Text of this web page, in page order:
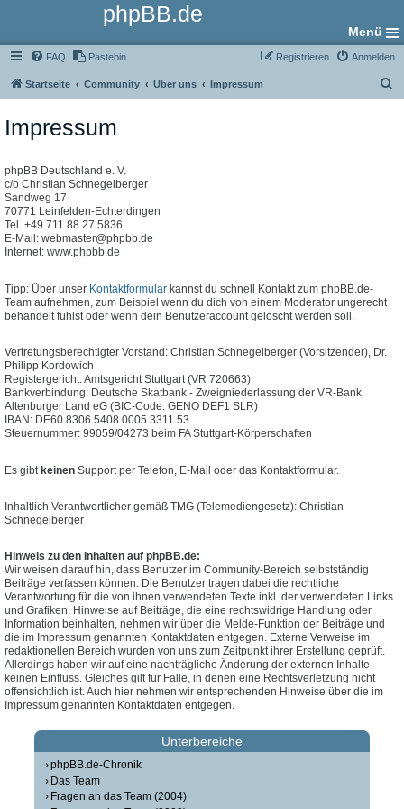
phpBB.de
Menü
FAQ Pastebin Anmelden
Registrieren
Startseite Community Über uns Impressum
Impressum
phpBB Deutschland e. V.
c/o Christian Schnegelberger
Sandweg 17
70771 Leinfelden-Echterdingen
Tel. +49 711 88 27 5836
E-Mail: webmaster@phpbb.de
Internet: www.phpbb.de
Tipp: Über unser Kontaktformular kannst du schnell Kontakt zum phpBB.de-
Team aufnehmen, zum Beispiel wenn du dich von einem Moderator ungerecht
behandelt fühlst oder wenn dein Benutzeraccount gelöscht werden soll.
Vertretungsberechtigter Vorstand: Christian Schnegelberger (Vorsitzender), Dr.
Philipp Kordowich
Registergericht: Amtsgericht Stuttgart (VR 720663)
Bankverbindung: Deutsche Skatbank - Zweigniederlassung der VR-Bank
Altenburger Land eG (BIC-Code: GENO DEF1 SLR)
IBAN: DE60 8306 5408 0005 3311 53
Steuernummer: 99059/04273 beim FA Stuttgart-Körperschaften
Es gibt keinen Support per Telefon, E-Mail oder das Kontaktformular.
Inhaltlich Verantwortlicher gemäß TMG (Telemediengesetz): Christian
Schnegelberger
Hinweis zu den Inhalten auf phpBB.de:
Wir weisen darauf hin, dass Benutzer im Community-Bereich selbstständig
Beiträge verfassen können. Die Benutzer tragen dabei die rechtliche
Verantwortung für die von ihnen verwendeten Texte inkl. der verwendeten Links
und Grafiken. Hinweise auf Beiträge, die eine rechtswidrige Handlung oder
Information beinhalten, nehmen wir über die Melde-Funktion der Beiträge und
die im Impressum genannten Kontaktdaten entgegen. Externe Verweise im
redaktionellen Bereich wurden von uns zum Zeitpunkt ihrer Erstellung geprüft.
Allerdings haben wir auf eine nachträgliche Änderung der externen Inhalte
keinen Einfluss. Gleiches gilt für Fälle, in denen eine Rechtsverletzung nicht
offensichtlich ist. Auch hier nehmen wir entsprechenden Hinweise über die im
Impressum genannten Kontaktdaten entgegen.
Unterbereiche
phpBB.de-Chronik
Das Team
Fragen an das Team (2004)